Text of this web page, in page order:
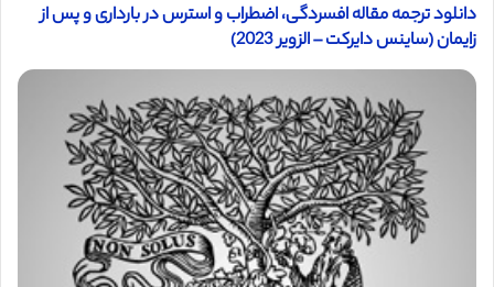
دانلود ترجمه مقاله افسردگی، اضطراب و استرس در بارداری و پس از
زایمان (ساینس دایرکت – الزویر 2023)